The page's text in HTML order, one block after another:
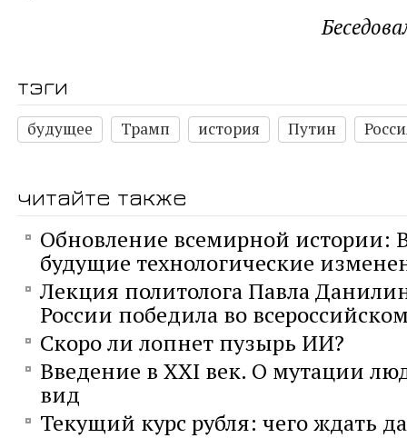
тэги
будущее Трамп история Путин
читайте также
Обновление всемирной истории:
будущие технологические
Лекция политолога Павла
России победила во
Скоро ли лопнет пузырь ИИ?
Введение в XXI век. О мутации
вид
Текущий курс рубля: чего ждать